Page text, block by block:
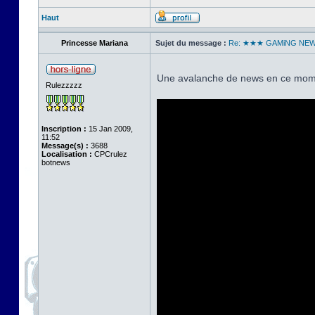
Haut
Princesse Mariana Sujet du message : Re: ★★★ GAMiNG
Rulezzzzz
Inscription : 15 Jan 2009,
11:52
Message(s) : 3688
Localisation : CPCrulez
botnews
Une avalanche de news en ce